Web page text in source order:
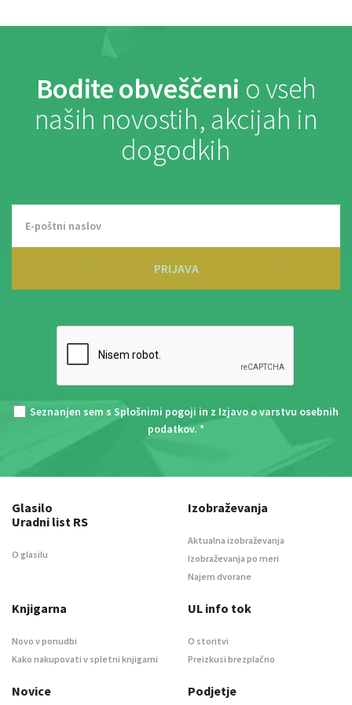
Bodite obveščeni o vseh
naših novostih, akcijah in
dogodkih
PRIJAVA
Seznanjen sem s Splošnimi pogoji in z Izjavo o varstvu osebnih
podatkov. *
Glasilo
Uradni list RS
O glasilu
Izobraževanja
Aktualna izobraževanja
Izobraževanja po meri
Najem dvorane
Knjigarna
Novo v ponudbi
Kako nakupovati v spletni knjigarni
UL info tok
O storitvi
Preizkusi brezplačno
Novice Podjetje